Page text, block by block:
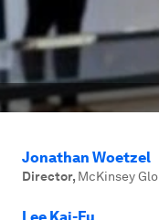
Jonathan Woetzel
Director, McKinsey